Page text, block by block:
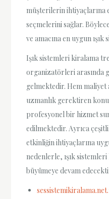
müşterilerin ihtiyaçlarına
seçmelerini sağlar.
ve amacına en uygun
Işık sistemleri kiralama
organizatörleri arasında
gelmektedir. Hem maliyet
uzmanlık gerektiren
profesyonel bir hizmet
edilmektedir. Ayrıca
etkinliğin ihtiyaçlarına
nedenlerle, ışık
büyümeye devam